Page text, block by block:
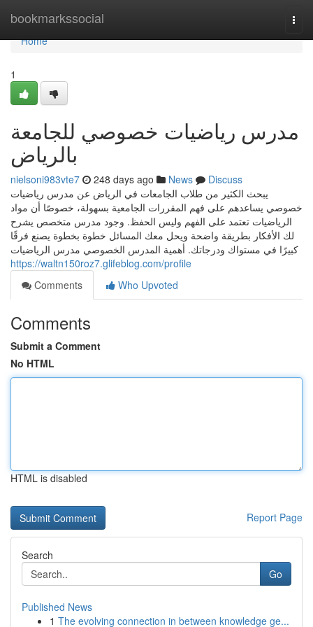
bookmarkssocial
Home
Home
1
مدرس رياضيات خصوصي للجامعة
بالرياض
nielsoni983vte7 248 days ago News
Discuss
يبحث الكثير من طلاب الجامعات في الرياض عن مدرس رياضيات
خصوصي يساعدهم على فهم المقررات الجامعية بسهولة، خصوصًا أن مواد
الرياضيات تعتمد على الفهم وليس الحفظ. وجود مدرس متخصص يشرح
لك الأفكار بطريقة واضحة ويحل معك المسائل خطوة بخطوة يصنع فرقًا
كبيرًا في مستواك ودرجاتك. أهمية المدرس الخصوصي مدرس الرياضيات
https://waltn150roz7.glifeblog.com/profile
Comments
Who Upvoted
Comments
Submit a Comment
No HTML
HTML is disabled
Report Page
Search
Go
Published News
1 The evolving connection in between knowledge ge...